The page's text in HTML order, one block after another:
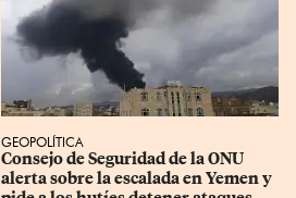
GEOPOLÍTICA
Consejo de Seguridad de la ONU
alerta sobre la escalada en Yemen y